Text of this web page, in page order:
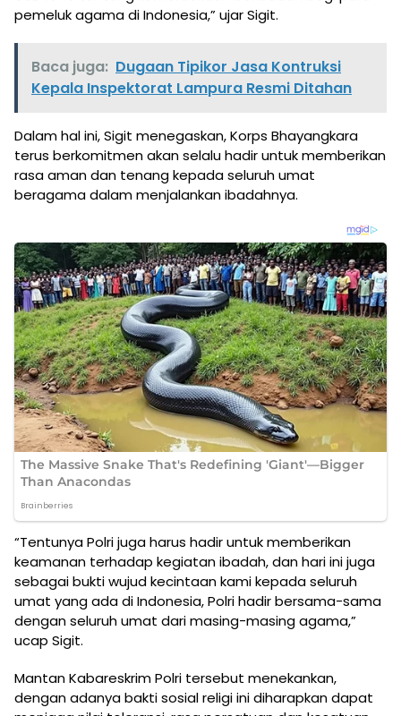
pemeluk agama di Indonesia,” ujar Sigit.
Baca juga: Dugaan Tipikor Jasa Kontruksi
Kepala Inspektorat Lampura Resmi Ditahan
Dalam hal ini, Sigit menegaskan, Korps Bhayangkara
terus berkomitmen akan selalu hadir untuk memberikan
rasa aman dan tenang kepada seluruh umat
beragama dalam menjalankan ibadahnya.
“Tentunya Polri juga harus hadir untuk memberikan
keamanan terhadap kegiatan ibadah, dan hari ini juga
sebagai bukti wujud kecintaan kami kepada seluruh
umat yang ada di Indonesia, Polri hadir bersama-sama
dengan seluruh umat dari masing-masing agama,”
ucap Sigit.
Mantan Kabareskrim Polri tersebut menekankan,
dengan adanya bakti sosial religi ini diharapkan dapat